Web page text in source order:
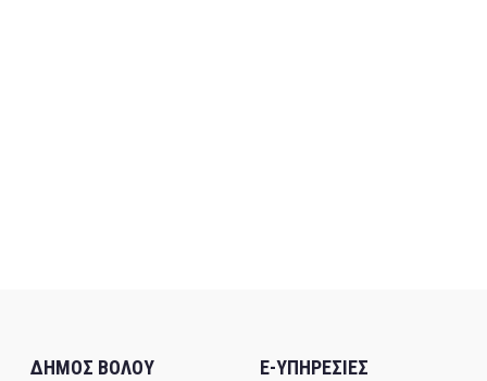
ΔΗΜΟΣ ΒΟΛΟΥ E-ΥΠΗΡΕΣΙΕΣ